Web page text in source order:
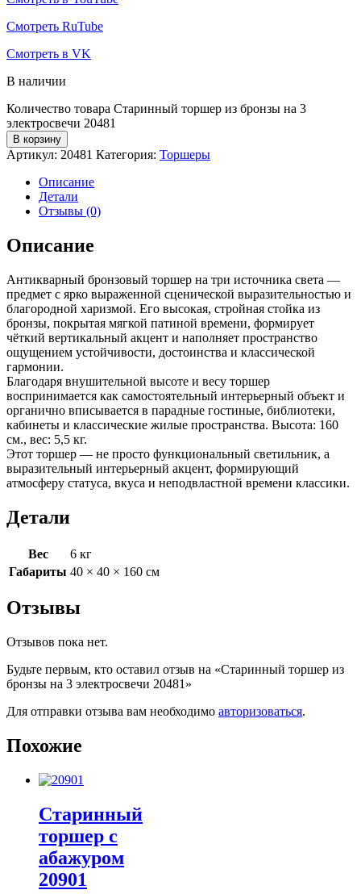
Смотреть RuTube
Смотреть в VK
В наличии
Количество товара Старинный торшер из бронзы на 3
электросвечи 20481
В корзину
Артикул: 20481 Категория: Торшеры
Описание
Детали
Отзывы (0)
Описание
Антикварный бронзовый торшер на три источника света —
предмет с ярко выраженной сценической выразительностью и
благородной харизмой. Его высокая, стройная стойка из
бронзы, покрытая мягкой патиной времени, формирует
чёткий вертикальный акцент и наполняет пространство
ощущением устойчивости, достоинства и классической
гармонии.
Благодаря внушительной высоте и весу торшер
воспринимается как самостоятельный интерьерный объект и
органично вписывается в парадные гостиные, библиотеки,
кабинеты и классические жилые пространства. Высота: 160
см., вес: 5,5 кг.
Этот торшер — не просто функциональный светильник, а
выразительный интерьерный акцент, формирующий
атмосферу статуса, вкуса и неподвластной времени классики.
Детали
Вес
6 кг
Габариты 40 × 40 × 160 см
Отзывы
Отзывов пока нет.
Будьте первым, кто оставил отзыв на «Старинный торшер из
бронзы на 3 электросвечи 20481»
Для отправки отзыва вам необходимо авторизоваться.
Похожие
Старинный
торшер с
абажуром
20901